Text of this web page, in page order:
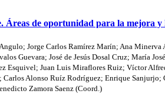
Áreas de oportunidad para la mejora y
; Jorge Carlos Ramírez Marín; Ana Minerva
Guevara; José de Jesús Dosal Cruz; María
Esquivel; Juan Luis Miraflores Ruiz; Víctor
; Carlos Alonso Ruíz Rodríguez; Enrique Sanjurjo;
Zamora Saenz (Coord.)